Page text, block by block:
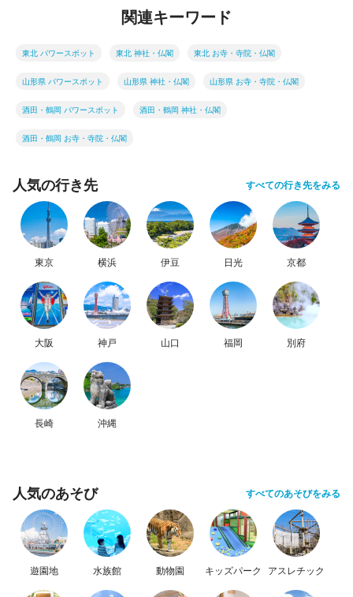
関連キーワード
東北 パワースポット 東北 神社・仏閣 東北 お寺・寺院・仏閣
山形県 パワースポット 山形県 神社・仏閣 山形県 お寺・寺院・仏閣
酒田・鶴岡 パワースポット 酒田・鶴岡 神社・仏閣
酒田・鶴岡 お寺・寺院・仏閣
人気の行き先 すべての行き先をみる
東京 横浜 伊豆 日光 京都
大阪 神戸 山口 福岡 別府
長崎 沖縄
人気のあそび すべてのあそびをみる
遊園地 水族館 動物園 キッズパーク アスレチック